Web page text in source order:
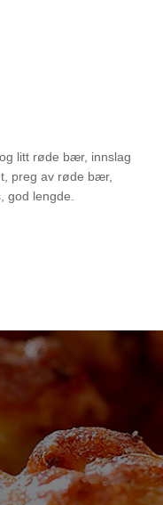
litt røde bær, innslag
preg av røde bær,
god lengde.